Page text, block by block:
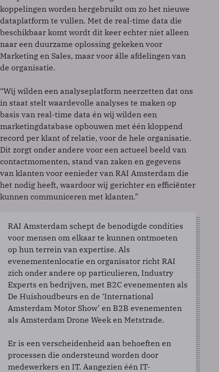
koppelingen worden hergebruikt om zo het nieuwe
dataplatform te vullen. Met de real-time data die
beschikbaar komt wordt dit keer echter niet alleen
naar een duurzame oplossing gekeken voor
Marketing en Sales, maar voor álle afdelingen van
de organisatie.
“Wij wilden een analyseplatform neerzetten dat ons
in staat stelt waardevolle analyses te maken op
basis van real-time data én wij wilden een
marketingdatabase opbouwen met één kloppend
record per klant of relatie, voor de hele organisatie.
Dit zorgt onder andere voor een actueel beeld van
contactmomenten, stand van zaken en gegevens
van klanten voor eenieder van RAI Amsterdam die
het nodig heeft, waardoor wij gerichter en efficiënter
kunnen communiceren met klanten.”
RAI Amsterdam schept de benodigde condities
voor mensen om elkaar te kunnen ontmoeten
op hun terrein van expertise. Als
evenementenlocatie en organisator richt RAI
zich onder andere op particulieren, Industry
Experts en bedrijven, met B2C evenementen als
De Huishoudbeurs en de ‘International
Amsterdam Motor Show’ en B2B evenementen
als Amsterdam Drone Week en Metstrade.
Er is een verscheidenheid aan behoeften en
processen die ondersteund worden door
medewerkers en IT. Aangezien één IT-